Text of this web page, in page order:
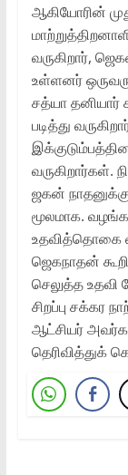
ஆகியோரின்
வருகிறார்,
உள்ளனர்
சத்யா தனியார்
படித்து
வருகிறார்கள்.
ஜகன்
மூலமாக.
உதவித்தொகை
ஜெகநாதன்
செலுத்த உதவி
சிறப்பு சக்கர
ஆட்சியர்
தெரிவித்துக்